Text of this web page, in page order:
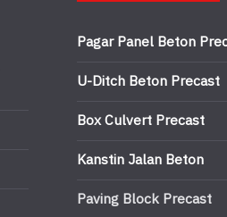
Pagar Panel Beton
U-Ditch Beton Precast
Box Culvert Precast
Kanstin Jalan Beton
Paving Block Precast